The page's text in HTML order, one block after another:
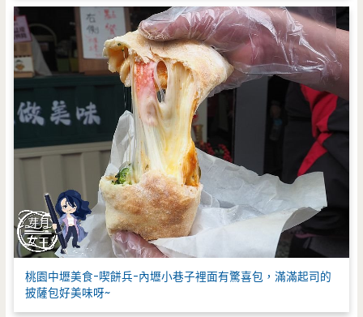
桃園中壢美食-喫餅兵-內壢小巷子裡面有驚喜包，滿滿起司的
披薩包好美味呀~